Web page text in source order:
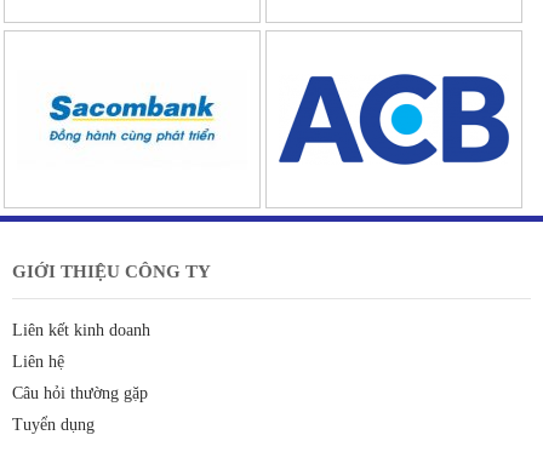
GIỚI THIỆU CÔNG TY
Liên kết kinh doanh
Liên hệ
Câu hỏi thường gặp
Tuyển dụng